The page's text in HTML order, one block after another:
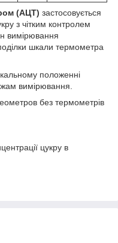
(АЦТ) застосовується
з чітким контролем
вимірювання
шкали термометра
положенні
вимірювання.
без термометрів
цукру в